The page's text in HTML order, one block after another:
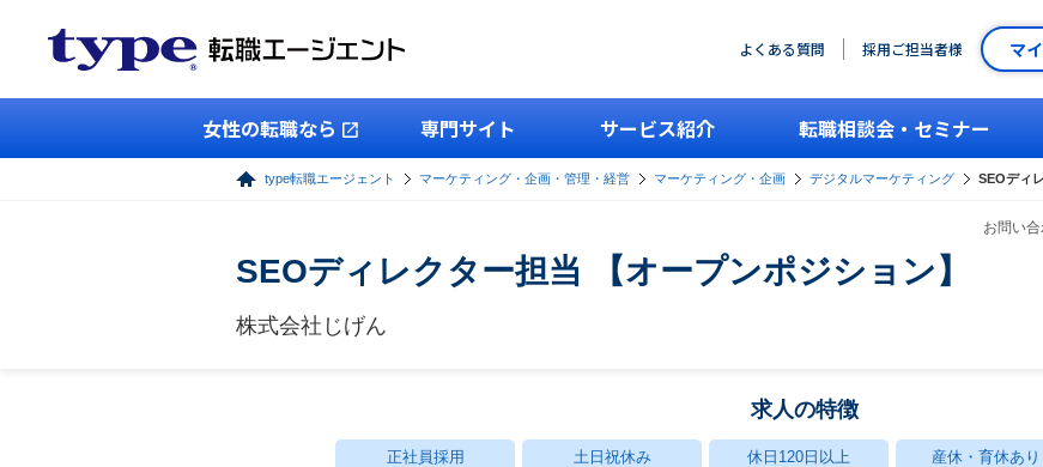
よくある質問 採用ご担当者様 マ
女性の転職なら 専門サイト サービス紹介 転職相談会・セミナー
type転職エージェント マーケティング・企画・管理・経営 マーケティング・企画 デジタルマーケティング SEOディ
お問い
SEOディレクター担当 【オープンポジション】
株式会社じげん
求人の特徴
正社員採用 土日祝休み 休日120日以上 産休・育休あり